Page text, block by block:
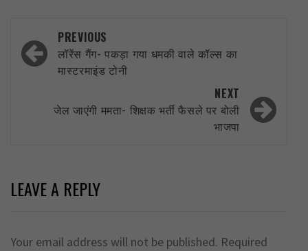
Post
navigation
PREVIOUS
लॉरेंस गैंग- पकड़ा गया धमकी वाले कॉल्स का
मास्टरमाइंड टोनी
NEXT
जेल जाएंगी ममता- शिक्षक भर्ती फैसले पर बोली
भाजपा
LEAVE A REPLY
Your email address will not be published. Required